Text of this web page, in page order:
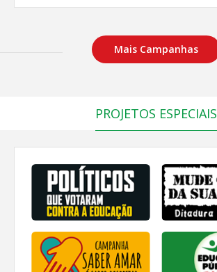
Mais Campanhas
PROJETOS ESPECIAIS